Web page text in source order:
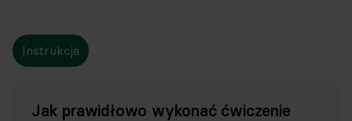
Instrukcja
Jak prawidłowo wykonać ćwiczenie